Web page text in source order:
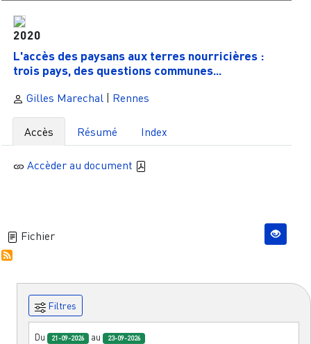
2020
L'accès des paysans aux terres nourricières :
trois pays, des questions communes...
Gilles Marechal | Rennes
Accès Résumé Index
Accèder au document
Fichier
Filtres
Du 21-09-2026 au 23-09-2026